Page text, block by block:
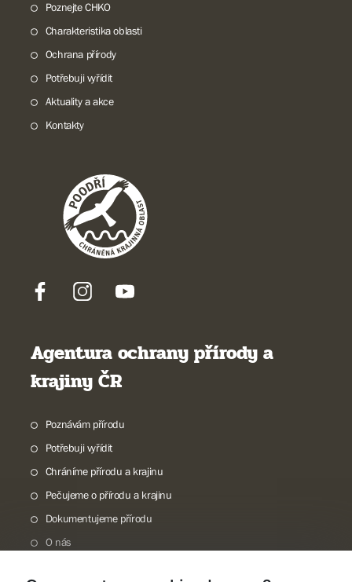
Poznejte CHKO
Charakteristika oblasti
Ochrana přírody
Potřebuji vyřídit
Aktuality a akce
Kontakty
Agentura ochrany přírody a
krajiny ČR
Poznávám přírodu
Potřebuji vyřídit
Chráníme přírodu a krajinu
Pečujeme o přírodu a krajinu
Dokumentujeme přírodu
O nás